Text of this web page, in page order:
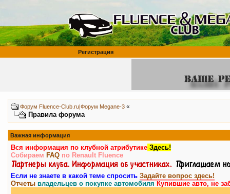
Регистрация
Форум Fluence-Club.ru|Форум Megane-3 «
Правила форума
Важная информация
Вся информация по клубной атрибутике Здесь!
Собираем FAQ по Renault Fluence
Если не знаете в какой теме спросить Задайте вопрос здесь!
Отчеты владельцев о покупке автомобиляКупившие авто, не